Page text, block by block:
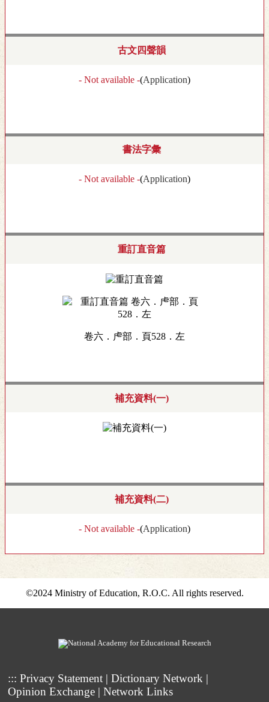
古文四聲韻
- Not available -(Application)
書法字彙
- Not available -(Application)
重訂直音篇
卷六．虍部．頁528．左
補充資料(一)
補充資料(二)
- Not available -(Application)
©2024 Ministry of Education, R.O.C. All rights reserved.
::: Privacy Statement| Dictionary Network |
Opinion Exchange| Network Links